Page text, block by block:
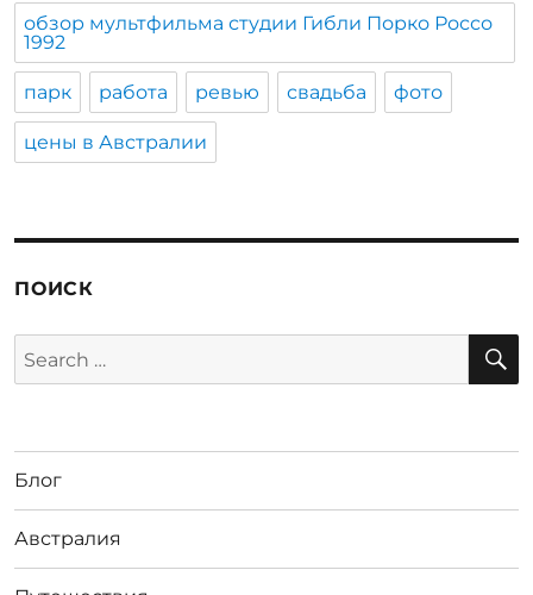
обзор мультфильма студии Гибли Порко Россо
1992
парк работа ревью свадьба фото
цены в Австралии
ПОИСК
Search
for:
Блог
Австралия